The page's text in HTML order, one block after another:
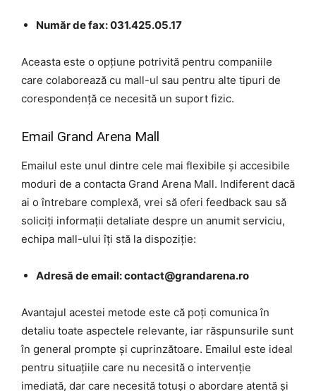
Număr de fax: 031.425.05.17
Aceasta este o opțiune potrivită pentru companiile
care colaborează cu mall-ul sau pentru alte tipuri de
corespondență ce necesită un suport fizic.
Email Grand Arena Mall
Emailul este unul dintre cele mai flexibile și accesibile
moduri de a contacta Grand Arena Mall. Indiferent dacă
ai o întrebare complexă, vrei să oferi feedback sau să
soliciți informații detaliate despre un anumit serviciu,
echipa mall-ului îți stă la dispoziție:
Adresă de email: contact@grandarena.ro
Avantajul acestei metode este că poți comunica în
detaliu toate aspectele relevante, iar răspunsurile sunt
în general prompte și cuprinzătoare. Emailul este ideal
pentru situațiile care nu necesită o intervenție
imediată, dar care necesită totuși o abordare atentă și